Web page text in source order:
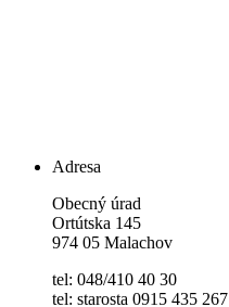
Adresa
Obecný úrad
Ortútska 145
974 05 Malachov
tel: 048/410 40 30
tel: starosta 0915 435 267